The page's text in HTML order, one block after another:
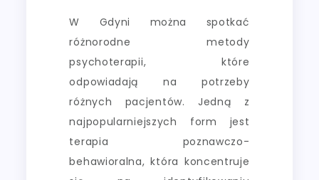
W Gdyni można spotkać
różnorodne metody
psychoterapii, które
odpowiadają na potrzeby
różnych pacjentów. Jedną z
najpopularniejszych form jest
terapia poznawczo-
behawioralna, która koncentruje